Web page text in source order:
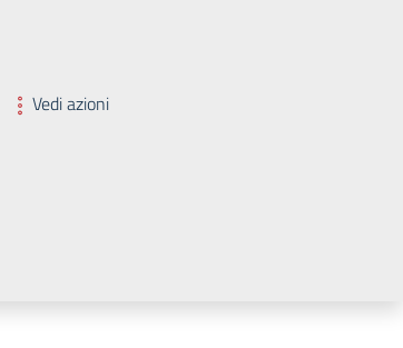
Vedi azioni